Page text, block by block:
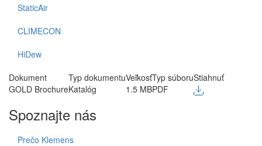
StaticAir
CLIMECON
HiDew
Dokument
Typ dokumentuVeľkosťTyp súboruStiahnuť
GOLD BrochureKatalóg 1.5 MBPDF
Spoznajte nás
Prečo Klemens